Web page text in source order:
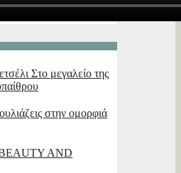
Στο μεγαλείο της
στην ομορφιά
AND